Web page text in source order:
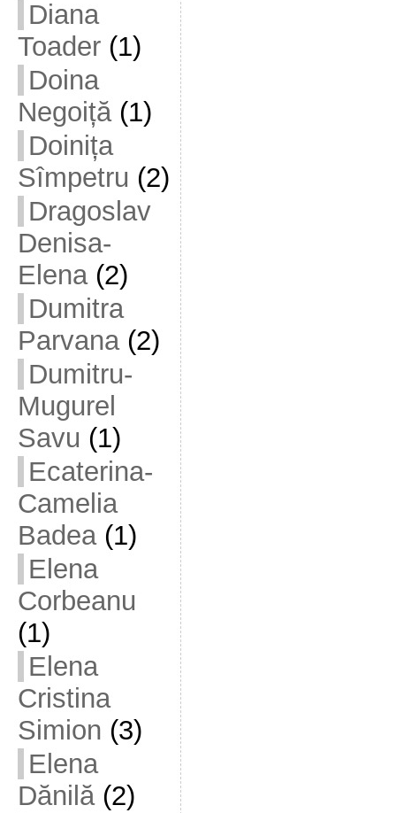
Diana
Toader(1)
Doina
Negoiță(1)
Doinița
Sîmpetru (2)
Dragoslav
Denisa-
Elena(2)
Dumitra
Parvana(2)
Dumitru-
Mugurel
Savu (1)
Ecaterina-
Camelia
Badea(1)
Elena
Corbeanu
(1)
Elena
Cristina
Simion (3)
Elena
Dănilă(2)